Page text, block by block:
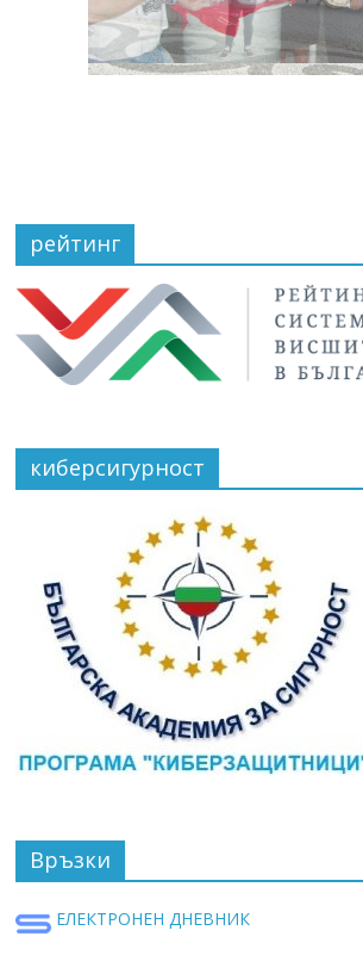
рейтинг
киберсигурност
Връзки
ЕЛЕКТРОНЕН ДНЕВНИК